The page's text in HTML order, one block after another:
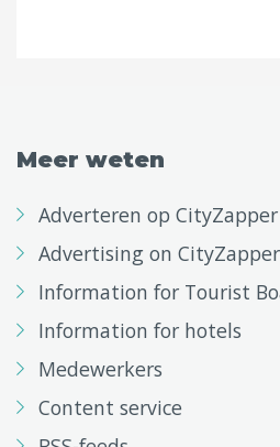
Meer weten
Adverteren op CityZapper
Advertising on CityZapper
Information for Tourist
Information for hotels
Medewerkers
Content service